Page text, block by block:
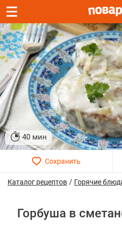
40 мин
Каталог рецептов / Горячие
Горбуша в